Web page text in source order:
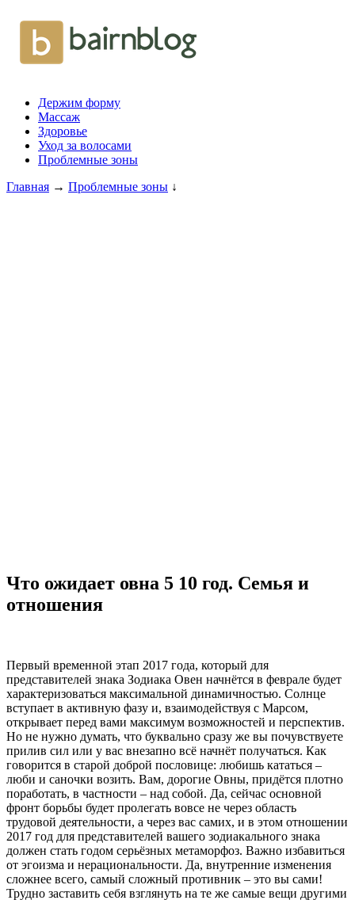
Держим форму
Массаж
Здоровье
Уход за волосами
Проблемные зоны
Главная → Проблемные зоны ↓
Что ожидает овна 5 10 год. Семья и
отношения
Первый временной этап 2017 года, который для
представителей знака Зодиака Овен начнётся в феврале будет
характеризоваться максимальной динамичностью. Солнце
вступает в активную фазу и, взаимодействуя с Марсом,
открывает перед вами максимум возможностей и перспектив.
Но не нужно думать, что буквально сразу же вы почувствуете
прилив сил или у вас внезапно всё начнёт получаться. Как
говорится в старой доброй пословице: любишь кататься –
люби и саночки возить. Вам, дорогие Овны, придётся плотно
поработать, в частности – над собой. Да, сейчас основной
фронт борьбы будет пролегать вовсе не через область
трудовой деятельности, а через вас самих, и в этом отношении
2017 год для представителей вашего зодиакального знака
должен стать годом серьёзных метаморфоз. Важно избавиться
от эгоизма и нерациональности. Да, внутренние изменения
сложнее всего, самый сложный противник – это вы сами!
Трудно заставить себя взглянуть на те же самые вещи другими